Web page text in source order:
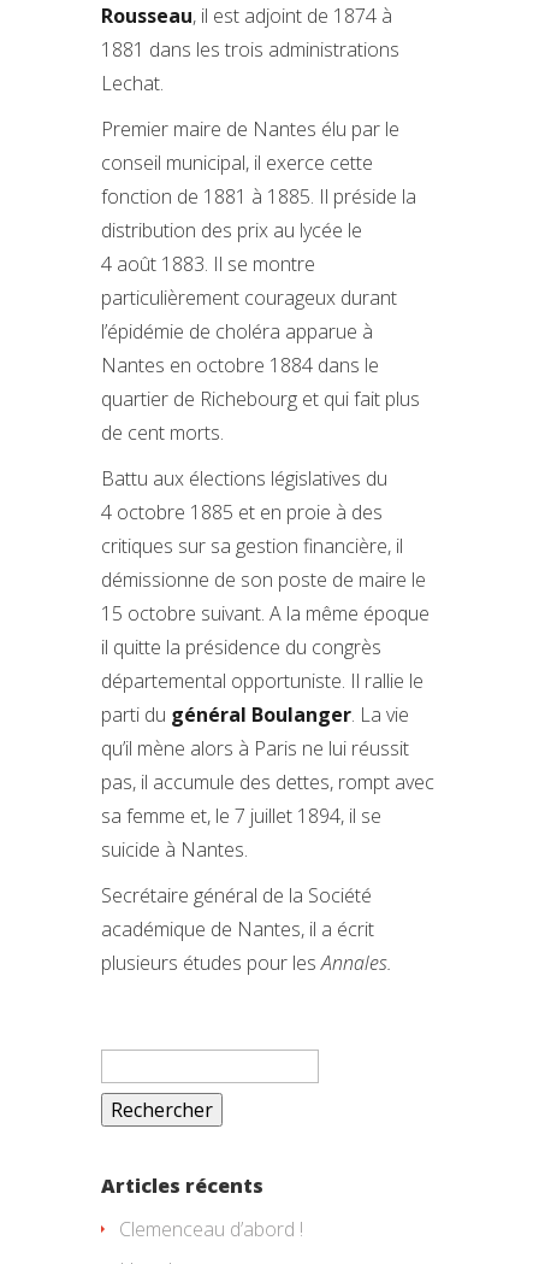
Rousseau, il est adjoint de 1874 à
1881 dans les trois administrations
Lechat.
Premier maire de Nantes élu par le
conseil municipal, il exerce cette
fonction de 1881 à 1885. Il préside la
distribution des prix au lycée le
4 août 1883. Il se montre
particulièrement courageux durant
l’épidémie de choléra apparue à
Nantes en octobre 1884 dans le
quartier de Richebourg et qui fait plus
de cent morts.
Battu aux élections législatives du
4 octobre 1885 et en proie à des
critiques sur sa gestion financière, il
démissionne de son poste de maire le
15 octobre suivant. A la même époque
il quitte la présidence du congrès
départemental opportuniste. Il rallie le
parti du général Boulanger. La vie
qu’il mène alors à Paris ne lui réussit
pas, il accumule des dettes, rompt avec
sa femme et, le 7 juillet 1894, il se
suicide à Nantes.
Secrétaire général de la Société
académique de Nantes, il a écrit
plusieurs études pour lesAnnales.
Rechercher :
Articles récents
Clemenceau d’abord !